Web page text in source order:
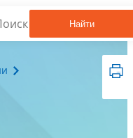
Найти